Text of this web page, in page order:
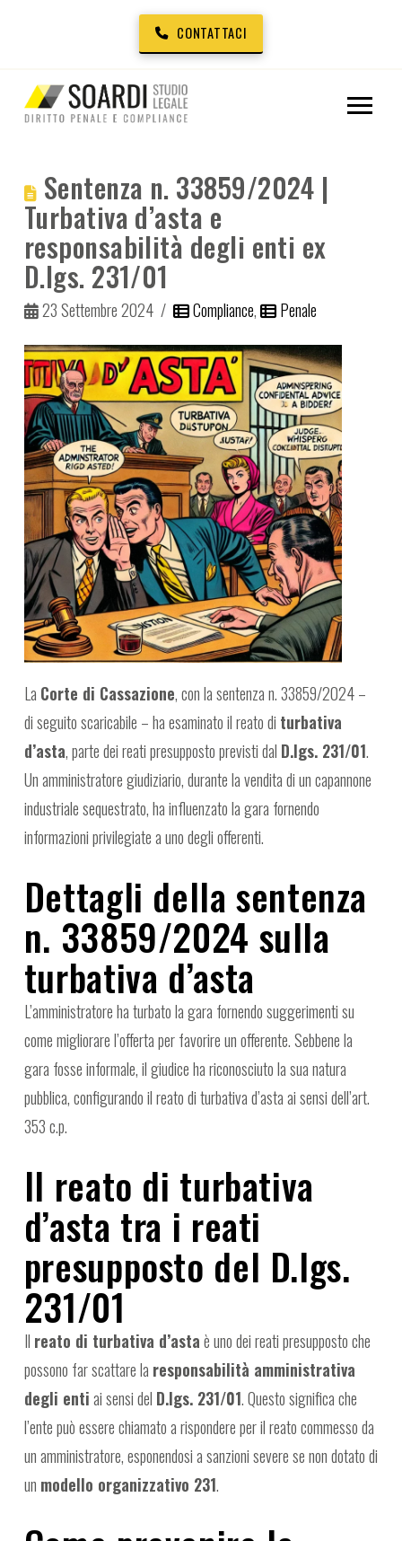
CONTATTACI
Sentenza n. 33859/2024 |
Turbativa d’asta e
responsabilità degli enti ex
D.lgs. 231/01
23 Settembre 2024 Compliance, Penale
La Corte di Cassazione, con la sentenza n. 33859/2024 –
di seguito scaricabile – ha esaminato il reato di turbativa
d’asta, parte dei reati presupposto previsti dal D.lgs. 231/01.
Un amministratore giudiziario, durante la vendita di un capannone
industriale sequestrato, ha influenzato la gara fornendo
informazioni privilegiate a uno degli offerenti.
Dettagli della sentenza
n. 33859/2024 sulla
turbativa d’asta
L’amministratore ha turbato la gara fornendo suggerimenti su
come migliorare l’offerta per favorire un offerente. Sebbene la
gara fosse informale, il giudice ha riconosciuto la sua natura
pubblica, configurando il reato di turbativa d’asta ai sensi dell’art.
353 c.p.
Il reato di turbativa
d’asta tra i reati
presupposto del D.lgs.
231/01
Il reato di turbativa d’astaè uno dei reati presupposto che
possono far scattare la responsabilità amministrativa
degli entiai sensi del D.lgs. 231/01. Questo significa che
l’ente può essere chiamato a rispondere per il reato commesso da
un amministratore, esponendosi a sanzioni severe se non dotato di
un modello organizzativo 231.